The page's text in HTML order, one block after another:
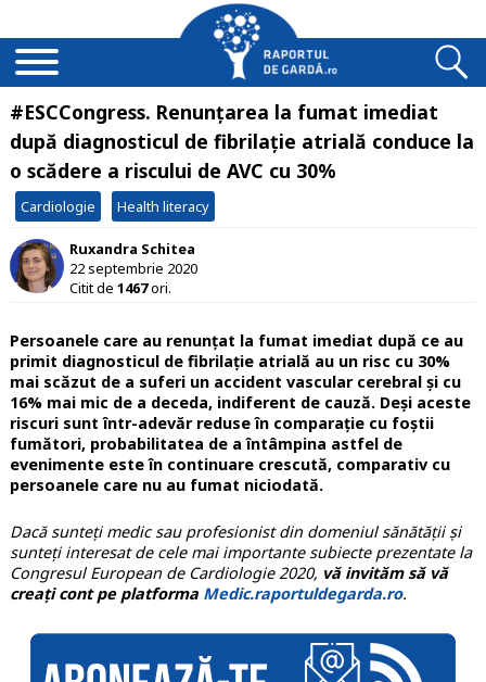
#ESCCongress. Renunțarea la fumat imediat
după diagnosticul de fibrilație atrială conduce la
o scădere a riscului de AVC cu 30%
Cardiologie Health literacy
Ruxandra Schitea
22 septembrie 2020
Citit de 1467ori.
Persoanele care au renunțat la fumat imediat după ce au
primit diagnosticul de fibrilație atrială au un risc cu 30%
mai scăzut de a suferi un accident vascular cerebral și cu
16% mai mic de a deceda, indiferent de cauză. Deși aceste
riscuri sunt într-adevăr reduse în comparație cu foștii
fumători, probabilitatea de a întâmpina astfel de
evenimente este în continuare crescută, comparativ cu
persoanele care nu au fumat niciodată.
Dacă sunteți medic sau profesionist din domeniul sănătății și
sunteți interesat de cele mai importante subiecte prezentate la
Congresul European de Cardiologie 2020, vă invităm să vă
creați cont pe platforma Medic.raportuldegarda.ro.